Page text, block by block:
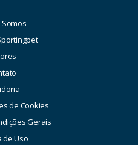
de Cookies
Gerais
de Uso